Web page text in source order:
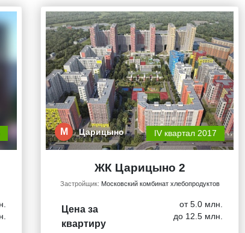
М Царицыно IV квартал 2017
ЖК Царицыно 2
Застройщик: Московский комбинат хлебопродуктов
Цена за
квартиру
от 5.0 млн.
до 12.5 млн.